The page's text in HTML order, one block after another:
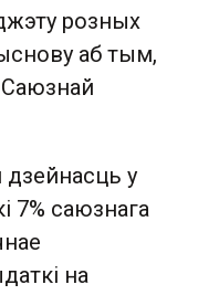
розных
аб тым,
у
7% саюзнага
на